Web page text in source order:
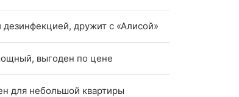
дружит с «Алисой»
выгоден по цене
для небольшой квартиры